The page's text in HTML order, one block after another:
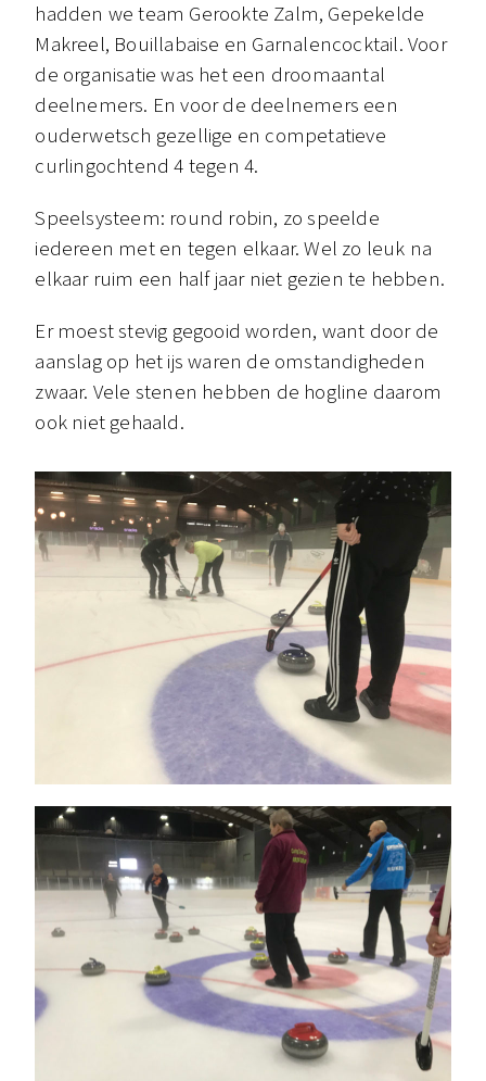
hadden we team Gerookte Zalm, Gepekelde
Makreel, Bouillabaise en Garnalencocktail. Voor
de organisatie was het een droomaantal
deelnemers. En voor de deelnemers een
ouderwetsch gezellige en competatieve
curlingochtend 4 tegen 4.
Speelsysteem: round robin, zo speelde
iedereen met en tegen elkaar. Wel zo leuk na
elkaar ruim een half jaar niet gezien te hebben.
Er moest stevig gegooid worden, want door de
aanslag op het ijs waren de omstandigheden
zwaar. Vele stenen hebben de hogline daarom
ook niet gehaald.